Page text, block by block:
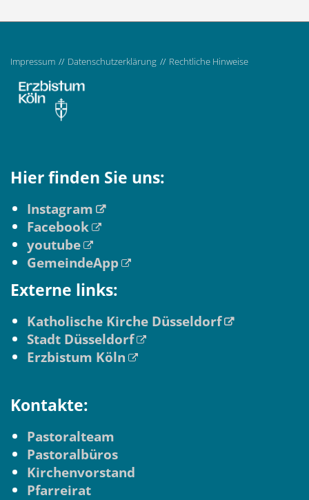
Impressum Datenschutzerklärung Rechtliche Hinweise
Hier finden Sie uns:
Instagram
Facebook
youtube
GemeindeApp
Externe links:
Katholische Kirche Düsseldorf
Stadt Düsseldorf
Erzbistum Köln
Kontakte:
Pastoralteam
Pastoralbüros
Kirchenvorstand
Pfarreirat